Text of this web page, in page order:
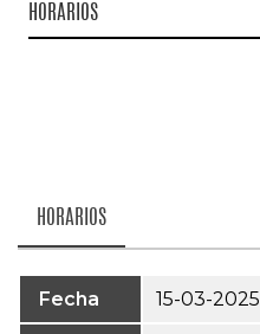
HORARIOS
HORARIOS
Fecha 15-03-2025